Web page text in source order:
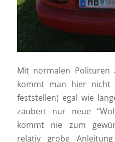
Mit normalen Polituren
kommt man hier nicht
feststellen) egal wie
zaubert nur neue
kommt nie zum
relativ grobe